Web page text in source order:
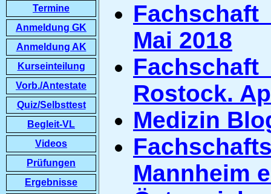
Termine
Anmeldung GK
Anmeldung AK
Kurseinteilung
Vorb./Antestate
Quiz/Selbsttest
Begleit-VL
Videos
Prüfungen
Ergebnisse
Mai 2018
Rostock.
Medizin
Mannheim